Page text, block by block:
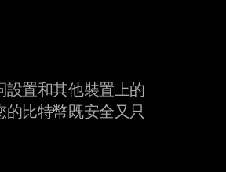
設置和其他裝置上的
的比特幣既安全又只